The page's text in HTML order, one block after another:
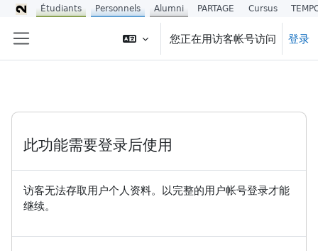
您正在用访客帐号访问 登录
此功能需要登录后使用
访客无法存取用户个人资料。以完整的用户帐号登录才能
继续。
Étudiants Personnels Alumni PARTAGE Cursus